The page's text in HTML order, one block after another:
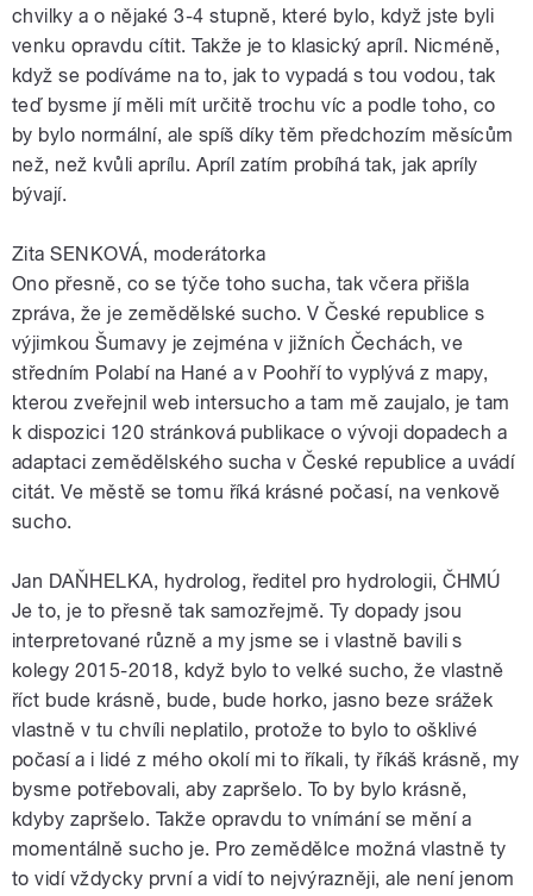
chvilky a o nějaké 3-4 stupně, které bylo, když jste byli
venku opravdu cítit. Takže je to klasický apríl. Nicméně,
když se podíváme na to, jak to vypadá s tou vodou, tak
teď bysme jí měli mít určitě trochu víc a podle toho, co
by bylo normální, ale spíš díky těm předchozím měsícům
než, než kvůli aprílu. Apríl zatím probíhá tak, jak apríly
bývají.
Zita SENKOVÁ, moderátorka
Ono přesně, co se týče toho sucha, tak včera přišla
zpráva, že je zemědělské sucho. V České republice s
výjimkou Šumavy je zejména v jižních Čechách, ve
středním Polabí na Hané a v Poohří to vyplývá z mapy,
kterou zveřejnil web intersucho a tam mě zaujalo, je tam
k dispozici 120 stránková publikace o vývoji dopadech a
adaptaci zemědělského sucha v České republice a uvádí
citát. Ve městě se tomu říká krásné počasí, na venkově
sucho.
Jan DAŇHELKA, hydrolog, ředitel pro hydrologii, ČHMÚ
Je to, je to přesně tak samozřejmě. Ty dopady jsou
interpretované různě a my jsme se i vlastně bavili s
kolegy 2015-2018, když bylo to velké sucho, že vlastně
říct bude krásně, bude, bude horko, jasno beze srážek
vlastně v tu chvíli neplatilo, protože to bylo to ošklivé
počasí a i lidé z mého okolí mi to říkali, ty říkáš krásně, my
bysme potřebovali, aby zapršelo. To by bylo krásně,
kdyby zapršelo. Takže opravdu to vnímání se mění a
momentálně sucho je. Pro zemědělce možná vlastně ty
to vidí vždycky první a vidí to nejvýrazněji, ale není jenom